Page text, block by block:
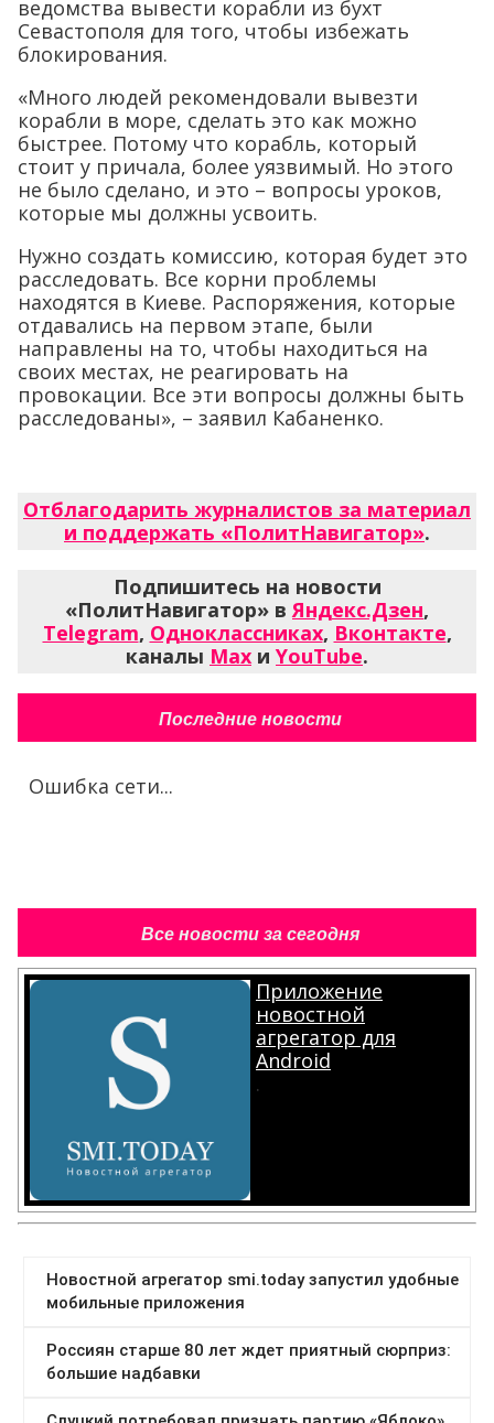
ведомства вывести корабли из бухт
Севастополя для того, чтобы избежать
блокирования.
«Много людей рекомендовали вывезти
корабли в море, сделать это как можно
быстрее. Потому что корабль, который
стоит у причала, более уязвимый. Но этого
не было сделано, и это – вопросы уроков,
которые мы должны усвоить.
Нужно создать комиссию, которая будет это
расследовать. Все корни проблемы
находятся в Киеве. Распоряжения, которые
отдавались на первом этапе, были
направлены на то, чтобы находиться на
своих местах, не реагировать на
провокации. Все эти вопросы должны быть
расследованы», – заявил Кабаненко.
Отблагодарить журналистов за материал
и поддержать «ПолитНавигатор».
Подпишитесь на новости
«ПолитНавигатор» вЯндекс.Дзен,
Telegram, Одноклассниках, Вконтакте,
каналы Max и YouTube.
Последние новости
Ошибка сети...
Все новости за сегодня
Приложение
новостной
агрегатор для
Android
.